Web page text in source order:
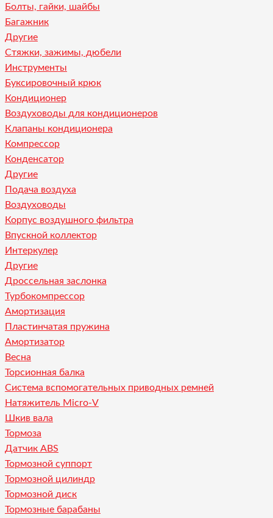
Болты, гайки, шайбы
Багажник
Другие
Стяжки, зажимы, дюбели
Инструменты
Буксировочный крюк
Кондиционер
Воздуховоды для кондиционеров
Клапаны кондиционера
Компрессор
Конденсатор
Другие
Подача воздуха
Воздуховоды
Корпус воздушного фильтра
Впускной коллектор
Интеркулер
Другие
Дроссельная заслонка
Турбокомпрессор
Амортизация
Пластинчатая пружина
Амортизатор
Весна
Торсионная балка
Система вспомогательных приводных ремней
Натяжитель Micro-V
Шкив вала
Тормоза
Датчик ABS
Тормозной суппорт
Тормозной цилиндр
Тормозной диск
Тормозные барабаны